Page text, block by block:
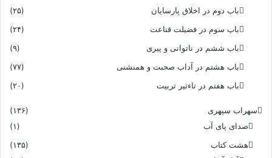
باب دوم در اخلاق پارسایان
(۲۵)
باب سوم در فضیلت قناعت
(۲۴)
باب ششم در ناتوانى و پیرى
(۹)
باب هشتم در آداب صحبت و همنشنى
(۷۷)
باب هفتم در تاءثیر تربیت
(۲۰)
سهراب سپهری
(۱۳۶)
صدای پای آب
(۱)
هشت کتاب
(۱۳۵)